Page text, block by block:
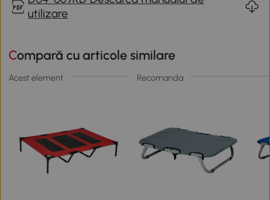
utilizare
Compară cu articole similare
Acest element Recomanda